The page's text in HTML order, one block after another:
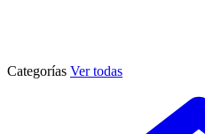
Categorías Ver todas